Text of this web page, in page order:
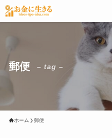
郵便 – tag –
ホーム 郵便